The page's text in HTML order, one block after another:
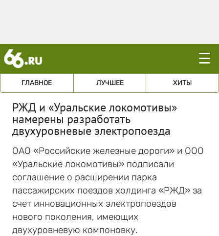
☰
ГЛАВНОЕ ЛУЧШЕЕ ХИТЫ
РЖД и «Уральские локомотивы»
намерены разработать
двухуровневые электропоезда
ОАО «Российские железные дороги» и ООО
«Уральские локомотивы» подписали
соглашение о расширении парка
пассажирских поездов холдинга «РЖД» за
счет инновационных электропоездов
нового поколения, имеющих
двухуровневую компоновку.